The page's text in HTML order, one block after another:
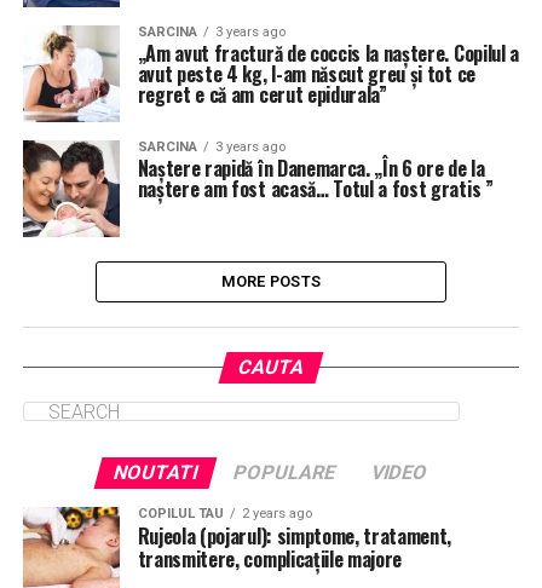
SARCINA 3 years ago
„Am avut fractură de coccis la naștere. Copilul a
avut peste 4 kg, l-am născut greu și tot ce
regret e că am cerut epidurala”
SARCINA 3 years ago
Naștere rapidă în Danemarca. „În 6 ore de la
naștere am fost acasă… Totul a fost gratis ”
MORE POSTS
CAUTA
NOUTATI POPULARE VIDEO
COPILUL TAU 2 years ago
Rujeola (pojarul): simptome, tratament,
transmitere, complicațiile majore